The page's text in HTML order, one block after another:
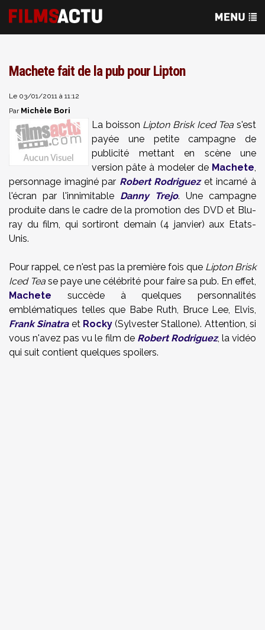
Machete fait de la pub pour Lipton
Le 03/01/2011 à 11:12
Par Michèle Bori
La boisson Lipton Brisk Iced Tea s'est
payée une petite campagne de
publicité mettant en scène une
version pâte à modeler de Machete,
personnage imaginé par Robert Rodriguezet incarné à
l'écran par l'innimitable Danny Trejo. Une campagne
produite dans le cadre de la promotion des DVD et Blu-
ray du film, qui sortiront demain (4 janvier) aux Etats-
Unis.
Pour rappel, ce n'est pas la première fois que Lipton Brisk
Iced Tease paye une célébrité pour faire sa pub. En effet,
Machete succède à quelques personnalités
emblématiques telles que Babe Ruth, Bruce Lee, Elvis,
Frank Sinatra et Rocky (Sylvester Stallone). Attention, si
vous n'avez pas vu le film de Robert Rodriguez, la vidéo
qui suit contient quelques spoilers.